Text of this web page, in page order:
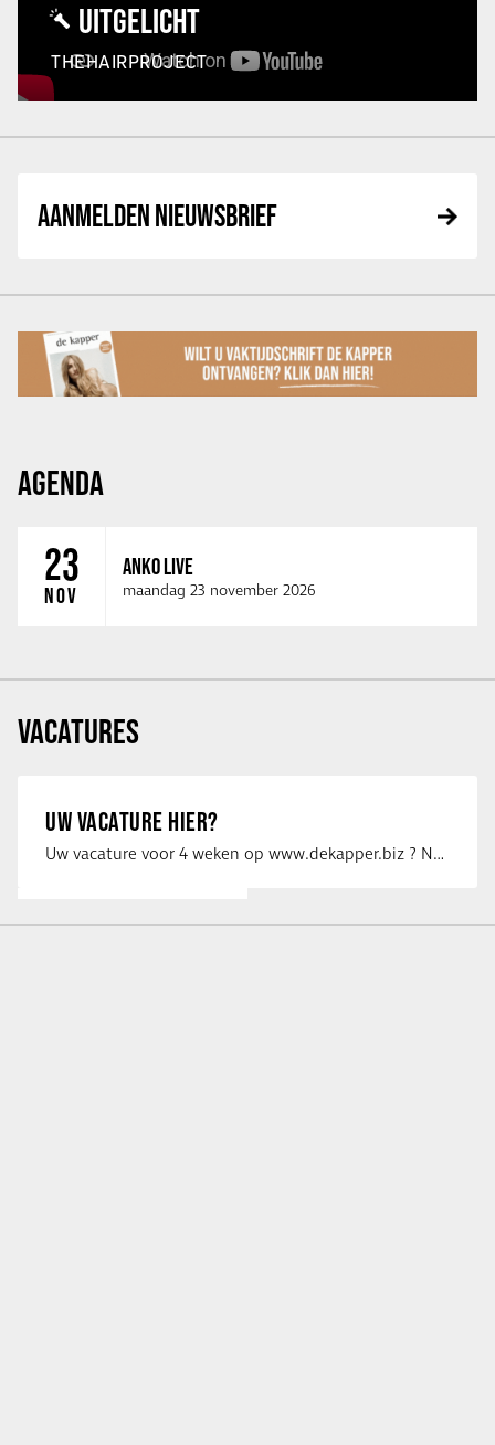
UITGELICHT
THEHAIRPROJECT
AANMELDEN NIEUWSBRIEF
AGENDA
23
NOV
ANKO LIVE
maandag 23 november 2026
VACATURES
UW VACATURE HIER?
Uw vacature voor 4 weken op www.dekapper.biz ? Neem dan contact op met Maaike …